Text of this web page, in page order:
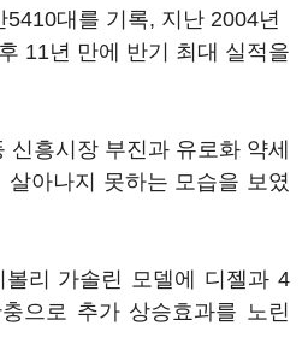
대를 기록, 지난 2004년
11년 만에 반기 최대 실적을
흥시장 부진과 유로화 약세
아나지 못하는 모습을 보였
리 가솔린 모델에 디젤과 4
으로 추가 상승효과를 노린